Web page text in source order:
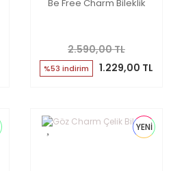
Be Free Charm Bileklik
2.590,00 TL
%53 indirim 1.229,00 TL
YENİ